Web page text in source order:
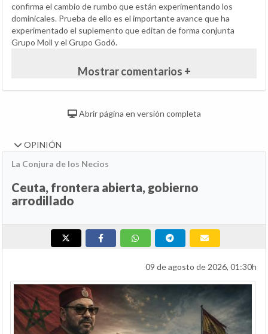
confirma el cambio de rumbo que están experimentando los
dominicales. Prueba de ello es el importante avance que ha
experimentado el suplemento que editan de forma conjunta
Grupo Moll y el Grupo Godó.
Mostrar comentarios +
Abrir página en versión completa
OPINIÓN
La Conjura de los Necios
Ceuta, frontera abierta, gobierno
arrodillado
09 de agosto de 2026, 01:30h